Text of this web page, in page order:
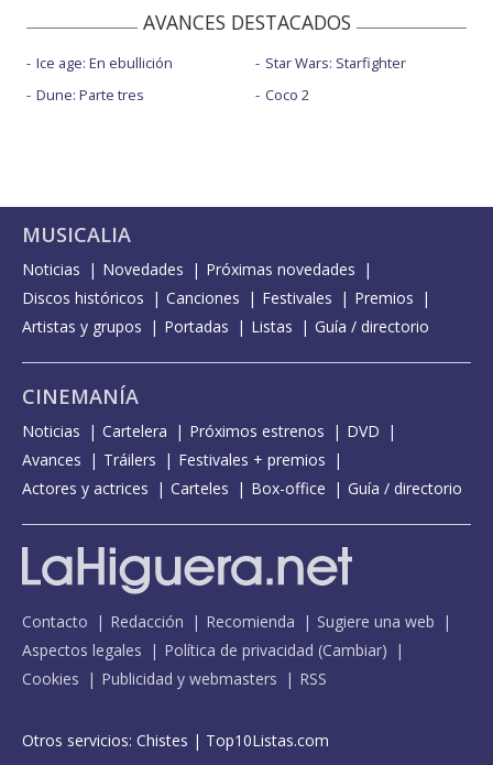
AVANCES DESTACADOS
Ice age: En ebullición
Dune: Parte tres
Star Wars: Starfighter
Coco 2
MUSICALIA
Noticias Novedades
Próximas novedades
Discos históricos
Canciones Festivales
Premios
Artistas y grupos
Portadas Listas Guía / directorio
CINEMANÍA
Noticias Cartelera Próximos estrenos
DVD
Avances
Tráilers
Festivales + premios
Actores y actrices
Carteles Box-office Guía / directorio
Contacto Redacción Recomienda
Sugiere una web
Aspectos legales
Política de privacidad (Cambiar)
Cookies
Publicidad y webmasters RSS
Otros servicios: Chistes | Top10Listas.com